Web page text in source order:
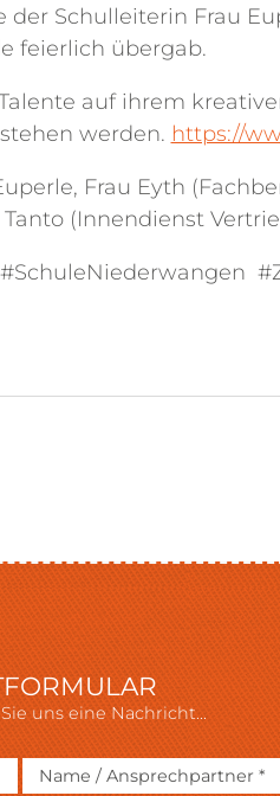
der Schulleiterin Frau
feierlich übergab.
auf ihrem
werden. https://
Frau Eyth
(Innendienst
uns eine Nachricht...